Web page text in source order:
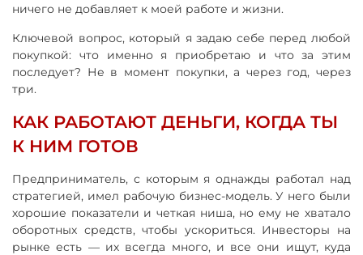
ничего не добавляет к моей работе и жизни.
Ключевой вопрос, который я задаю себе перед любой
покупкой: что именно я приобретаю и что за этим
последует? Не в момент покупки, а через год, через
три.
КАК РАБОТАЮТ ДЕНЬГИ, КОГДА ТЫ
К НИМ ГОТОВ
Предприниматель, с которым я однажды работал над
стратегией, имел рабочую бизнес-модель. У него были
хорошие показатели и четкая ниша, но ему не хватало
оборотных средств, чтобы ускориться. Инвесторы на
рынке есть — их всегда много, и все они ищут, куда